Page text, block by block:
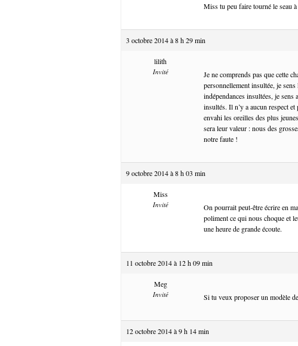
Miss tu peu faire tourné le seau
3 octobre 2014 à 8 h 29 min
lilith
Invité
Je ne comprends pas que cette
personnellement insultée, je
indépendances insultées, je sens
insultés. Il n’y a aucun respect
envahi les oreilles des plus
sera leur valeur : nous des
notre faute !
9 octobre 2014 à 8 h 03 min
Miss
Invité
On pourrait peut-être écrire en
poliment ce qui nous choque et
une heure de grande écoute.
11 octobre 2014 à 12 h 09 min
Meg
Invité Si tu veux proposer un modèle
12 octobre 2014 à 9 h 14 min